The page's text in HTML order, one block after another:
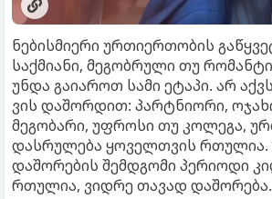
ნებისმიერი ურთიერთობის
საქმიანი, მეგობრული თუ
უნდა გაიაროთ სამი ეტაპი. არ
ვის დაშორდით: პარტნიორი,
მეგობარი, უფროსი თუ კოლეგა,
დასრულება ყოველთვის რთულია.
დაშორების შემდგომი პერიოდი
რთულია, ვიდრე თავად დაშორება.